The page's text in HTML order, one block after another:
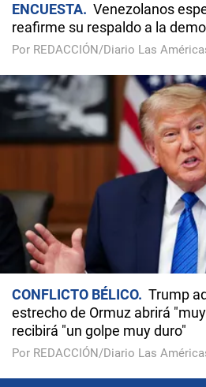
ENCUESTA
Venezolanos
reafirme su respaldo a la
Por REDACCIÓN/Diario Las
CONFLICTO BÉLICO
Trump
estrecho de Ormuz abrirá
recibirá "un golpe muy duro"
Por REDACCIÓN/Diario Las